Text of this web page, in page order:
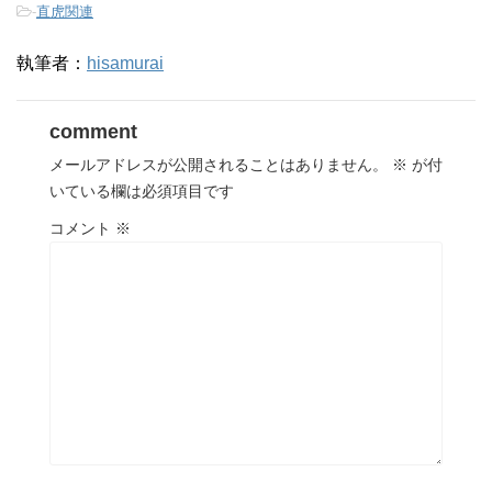
-直虎関連
執筆者： hisamurai
comment
メールアドレスが公開されることはありません。 ※ が付
いている欄は必須項目です
コメント ※